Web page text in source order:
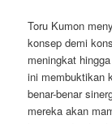
Toru Kumon
konsep demi
meningkat
ini membuktikan
benar-benar
mereka akan